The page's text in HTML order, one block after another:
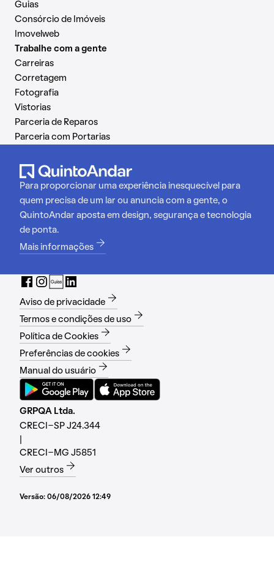
Guias
Consórcio de Imóveis
Imovelweb
Trabalhe com a gente
Carreiras
Corretagem
Fotografia
Vistorias
Parceria de Reparos
Parceria com Portarias
Para proporcionar uma experiência inesquecível para
quem precisa de um lar ou anuncia com a gente, o
QuintoAndar aposta em design, segurança e tecnologia
de ponta.
Mais informações
Aviso de privacidade
Termos e condições de uso
Política de Cookies
Preferências de cookies
Manual do usuário
GRPQA Ltda.
CRECI-SP J24.344
CRECI-MG J5851
Ver outros
Versão: 06/08/2026 12:49